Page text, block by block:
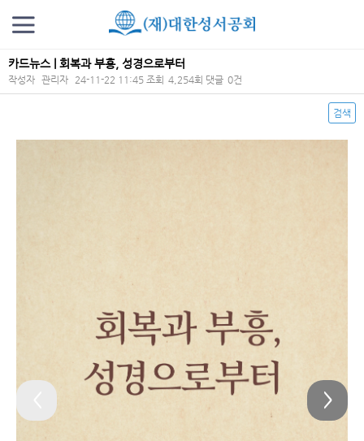
카드뉴스 | 회복과 부흥, 성경으로부터
작성자 관리자 24-11-22 11:45 조회 4,254회 댓글 0건
검색
>